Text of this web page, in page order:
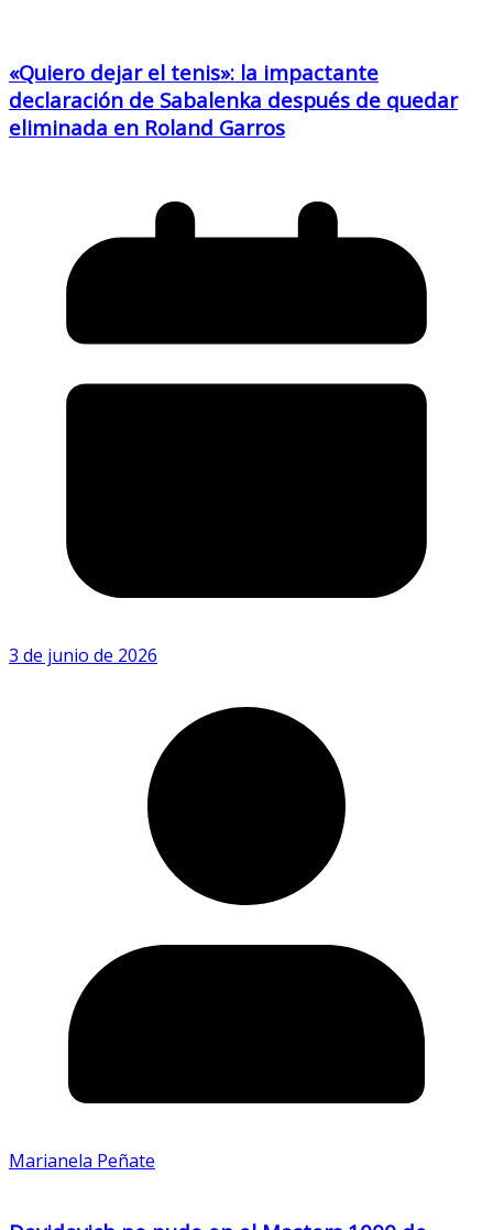
«Quiero dejar el tenis»: la impactante
declaración de Sabalenka después de quedar
eliminada en Roland Garros
3 de junio de 2026
Marianela Peñate